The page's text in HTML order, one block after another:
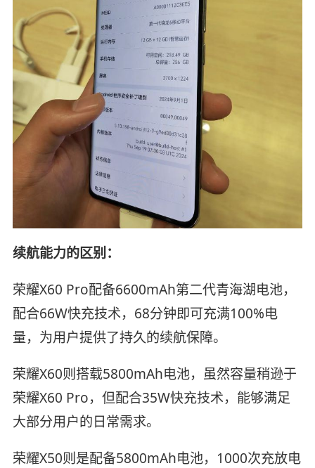
续航能力的区别：
荣耀X60 Pro配备6600mAh第二代青海湖电池，
配合66W快充技术，68分钟即可充满100%电
量，为用户提供了持久的续航保障。
荣耀X60则搭载5800mAh电池，虽然容量稍逊于
荣耀X60 Pro，但配合35W快充技术，能够满足
大部分用户的日常需求。
荣耀X50则是配备5800mAh电池，1000次充放电